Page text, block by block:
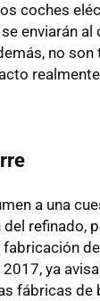
coches
enviarán
no
a una
refinado,
2017, ya
fábricas de